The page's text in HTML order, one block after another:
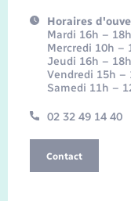
Horaires
Mardi 16h –
Mercredi 10h –
Jeudi 16h – 18h
Vendredi 15h –
Samedi 11h –
02 32 49 14 40
Contact